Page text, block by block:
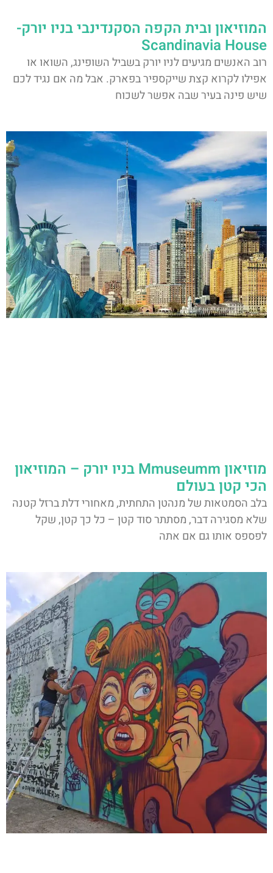
המוזיאון ובית הקפה הסקנדינבי בניו יורק-
Scandinavia House
רוב האנשים מגיעים לניו יורק בשביל השופינג, השואו או
אפילו לקרוא קצת שייקספיר בפארק. אבל מה אם נגיד לכם
שיש פינה בעיר שבה אפשר לשכוח
מוזיאון Mmuseumm בניו יורק – המוזיאון
הכי קטן בעולם
בלב הסמטאות של מנהטן התחתית, מאחורי דלת ברזל קטנה
שלא מסגירה דבר, מסתתר סוד קטן – כל כך קטן, שקל
לפספס אותו גם אם אתה